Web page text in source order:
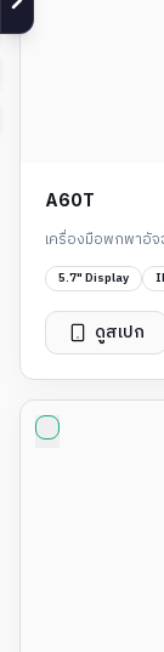
A60T
เครื่องมือพกพาอัจ
5.7" Display
ดูสเปก